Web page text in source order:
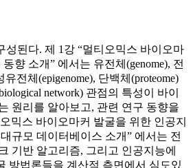
성된다. 제 1강 “멀티오믹스 바이오마
향 소개” 에서는 유전체(genome), 전
유전체(epigenome), 단백체(proteome)
network) 관점의 특성이 바이
원리를 알아보고, 관련 연구 동향을
믹스 바이오마커 발굴을 위한 인공지
규모 데이터베이스 소개” 에서는 전
기반 알고리즘, 그리고 인공지능에
방법론들을 계산적 측면에서 심도있